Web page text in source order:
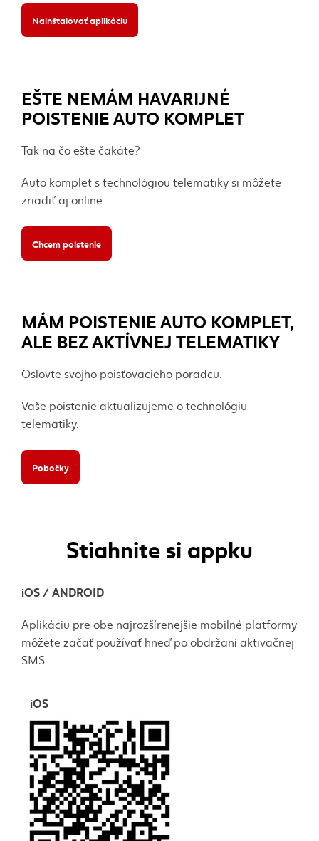
Nainštalovať aplikáciu
EŠTE NEMÁM HAVARIJNÉ
POISTENIE AUTO KOMPLET
Tak na čo ešte čakáte?
Auto komplet s technológiou telematiky si môžete
zriadiť aj online.
Chcem poistenie
MÁM POISTENIE AUTO KOMPLET,
ALE BEZ AKTÍVNEJ TELEMATIKY
Oslovte svojho poisťovacieho poradcu.
Vaše poistenie aktualizujeme o technológiu
telematiky.
Pobočky
Stiahnite si appku
iOS / ANDROID
Aplikáciu pre obe najrozšírenejšie mobilné platformy
môžete začať používať hneď po obdržaní aktivačnej
SMS.
iOS